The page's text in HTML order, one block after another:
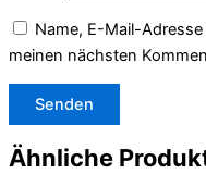
Name, E-Mail-
meinen nächsten
Ähnliche